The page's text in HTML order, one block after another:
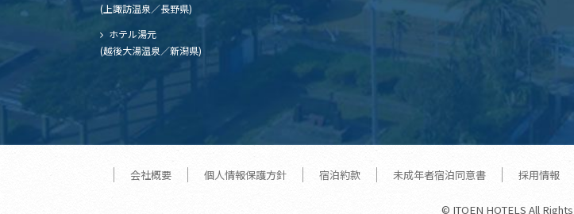
(上諏訪温泉／長野県)
ホテル湯元
(越後大湯温泉／新潟県)
会社概要 個人情報保護方針 宿泊約款 未成年者宿泊同意書 採用情報
© ITOEN HOTELS All